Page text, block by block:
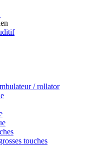
/ rollator
touches